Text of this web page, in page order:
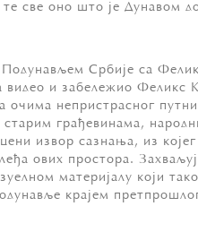
све оно што је Дунавом
Србије са
видео и забележио Феликс
очима непристрасног
грађевинама,
извор сазнања, из којег
ових простора.
материјалу који
крајем